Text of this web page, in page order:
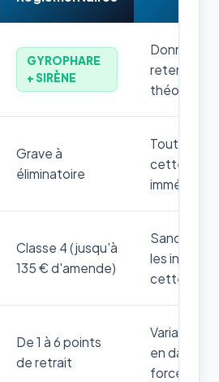
GYROPHARE
+ SIRÈNE
Donnée
retenir par
théorique.
Grave à
éliminatoire
Toute
cette
Classe 4 (jusqu'à
135 € d'amende)
Sanction
les
cette
De 1 à 6 points
de retrait
Variable
en danger
forces de